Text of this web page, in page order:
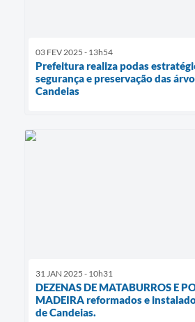
03 FEV 2025 - 13h54
Prefeitura realiza podas
segurança e preservação das
Candeias
31 JAN 2025 - 10h31
DEZENAS DE MATABURROS E
MADEIRA reformados e
de Candeias.